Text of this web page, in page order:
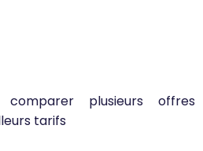
plusieurs offres
tarifs